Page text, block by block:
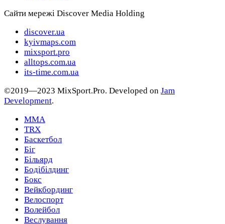
Сайти мережі Discover Media Holding
discover.ua
kyivmaps.com
mixsport.pro
alltops.com.ua
its-time.com.ua
©2019—2023 MixSport.Pro. Developed on Jam
Development.
MMA
TRX
Баскетбол
Біг
Більярд
Бодібілдинг
Бокс
Вейкбординг
Велоспорт
Волейбол
Веслування